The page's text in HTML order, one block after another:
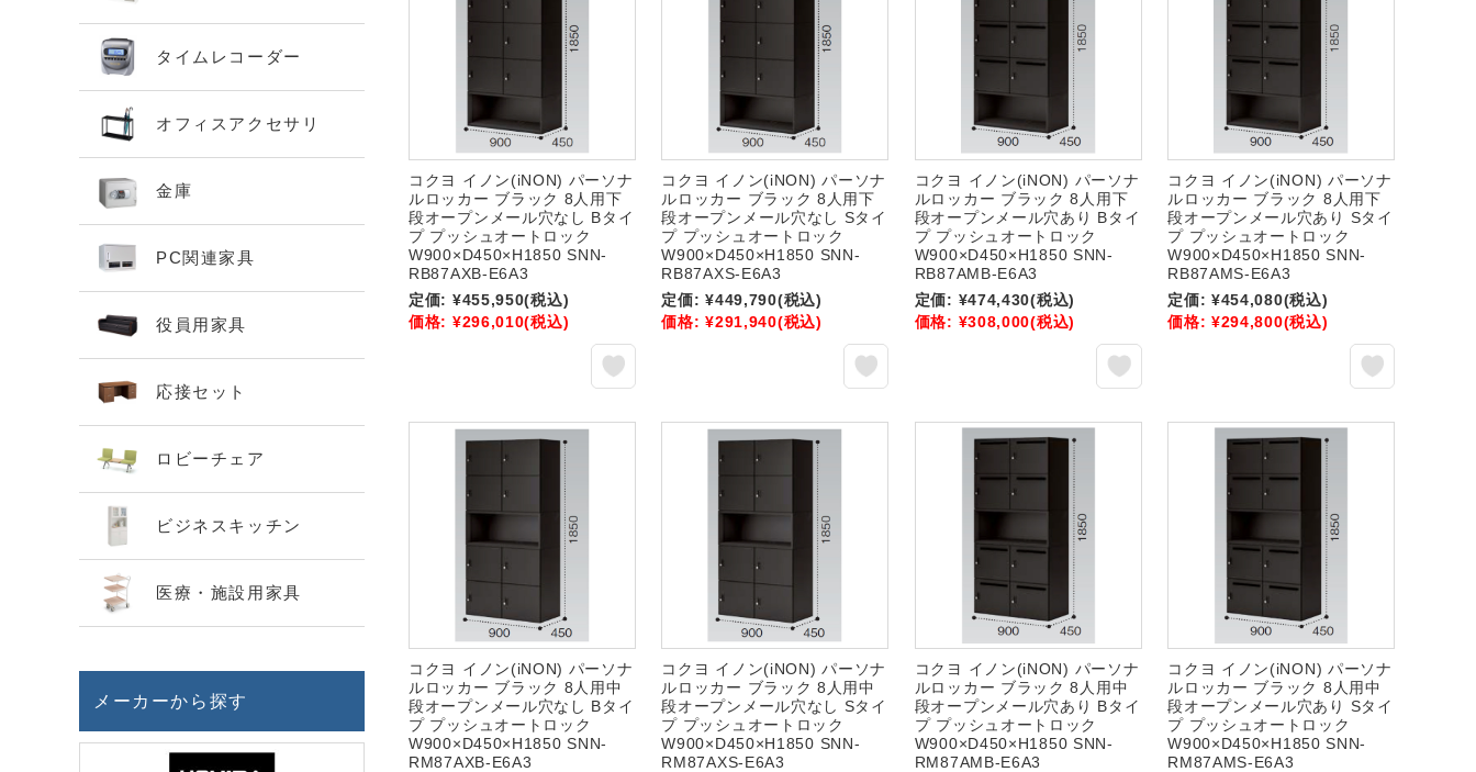
コクヨ イノン(iNON) パーソナ
ルロッカー ブラック 8人用下
段オープンメール穴なし Bタイ
プ プッシュオートロック
W900×D450×H1850 SNN-
RB87AXB-E6A3
定価: ¥455,950(税込)
価格: ¥296,010(税込)
コクヨ イノン(iNON) パーソナ
ルロッカー ブラック 8人用下
段オープンメール穴なし Sタイ
プ プッシュオートロック
W900×D450×H1850 SNN-
RB87AXS-E6A3
定価: ¥449,790(税込)
価格: ¥291,940(税込)
コクヨ イノン(iNON) パーソナ
ルロッカー ブラック 8人用下
段オープンメール穴あり Bタイ
プ プッシュオートロック
W900×D450×H1850 SNN-
RB87AMB-E6A3
定価: ¥474,430(税込)
価格: ¥308,000(税込)
コクヨ イノン(iNON) パーソナ
ルロッカー ブラック 8人用下
段オープンメール穴あり Sタイ
プ プッシュオートロック
W900×D450×H1850 SNN-
RB87AMS-E6A3
定価: ¥454,080(税込)
価格: ¥294,800(税込)
コクヨ イノン(iNON) パーソナ
ルロッカー ブラック 8人用中
段オープンメール穴なし Bタイ
プ プッシュオートロック
W900×D450×H1850 SNN-
RM87AXB-E6A3
コクヨ イノン(iNON) パーソナ
ルロッカー ブラック 8人用中
段オープンメール穴なし Sタイ
プ プッシュオートロック
W900×D450×H1850 SNN-
RM87AXS-E6A3
コクヨ イノン(iNON) パーソナ
ルロッカー ブラック 8人用中
段オープンメール穴あり Bタイ
プ プッシュオートロック
W900×D450×H1850 SNN-
RM87AMB-E6A3
コクヨ イノン(iNON) パーソナ
ルロッカー ブラック 8人用中
段オープンメール穴あり Sタイ
プ プッシュオートロック
W900×D450×H1850 SNN-
RM87AMS-E6A3
タイムレコーダー
オフィスアクセサリ
金庫
PC関連家具
役員用家具
応接セット
ロビーチェア
ビジネスキッチン
医療・施設用家具
メーカーから探す